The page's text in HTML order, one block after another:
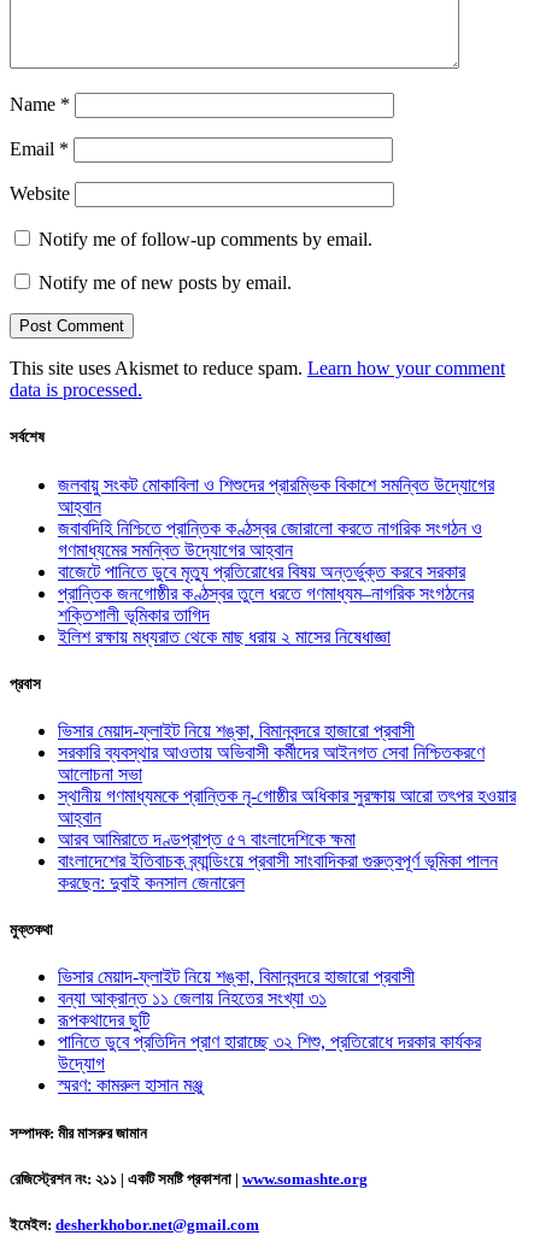
Name *
Email *
Website
Notify me of follow-up comments by email.
Notify me of new posts by email.
This site uses Akismet to reduce spam. Learn how your comment
data is processed.
সর্বশেষ
জলবায়ু সংকট মোকাবিলা ও শিশুদের প্রারম্ভিক বিকাশে সমন্বিত উদ্যোগের
আহ্বান
জবাবদিহি নিশ্চিতে প্রান্তিক কণ্ঠস্বর জোরালো করতে নাগরিক সংগঠন ও
গণমাধ্যমের সমন্বিত উদ্যোগের আহ্বান
বাজেটে পানিতে ডুবে মৃত্যু প্রতিরোধের বিষয় অন্তর্ভুক্ত করবে সরকার
প্রান্তিক জনগোষ্ঠীর কণ্ঠস্বর তুলে ধরতে গণমাধ্যম–নাগরিক সংগঠনের
শক্তিশালী ভূমিকার তাগিদ
ইলিশ রক্ষায় মধ্যরাত থেকে মাছ ধরায় ২ মাসের নিষেধাজ্ঞা
প্রবাস
ভিসার মেয়াদ-ফ্লাইট নিয়ে শঙ্কা, বিমানবন্দরে হাজারো প্রবাসী
সরকারি ব্যবস্থার আওতায় অভিবাসী কর্মীদের আইনগত সেবা নিশ্চিতকরণে
আলোচনা সভা
স্থানীয় গণমাধ্যমকে প্রান্তিক নৃ-গোষ্ঠীর অধিকার সুরক্ষায় আরো তৎপর হওয়ার
আহ্বান
আরব আমিরাতে দণ্ডপ্রাপ্ত ৫৭ বাংলাদেশিকে ক্ষমা
বাংলাদেশের ইতিবাচক ব্র্যান্ডিংয়ে প্রবাসী সাংবাদিকরা গুরুত্বপূর্ণ ভূমিকা পালন
করছেন: দুবাই কনসাল জেনারেল
মুক্তকথা
ভিসার মেয়াদ-ফ্লাইট নিয়ে শঙ্কা, বিমানবন্দরে হাজারো প্রবাসী
বন্যা আক্রান্ত ১১ জেলায় নিহতের সংখ্যা ৩১
রূপকথাদের ছুটি
পানিতে ডুবে প্রতিদিন প্রাণ হারাচ্ছে ৩২ শিশু, প্রতিরোধে দরকার কার্যকর
উদ্যোগ
স্মরণ: কামরুল হাসান মঞ্জু
সম্পাদক: মীর মাসরুর জামান
রেজিস্ট্রেশন নং: ২১১ | একটি সমষ্টি প্রকাশনা | www.somashte.org
ইমেইল: desherkhobor.net@gmail.com